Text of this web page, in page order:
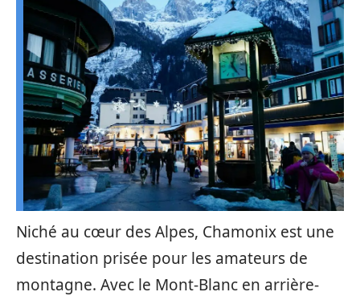
Niché au cœur des Alpes, Chamonix est une
destination prisée pour les amateurs de
montagne. Avec le Mont-Blanc en arrière-